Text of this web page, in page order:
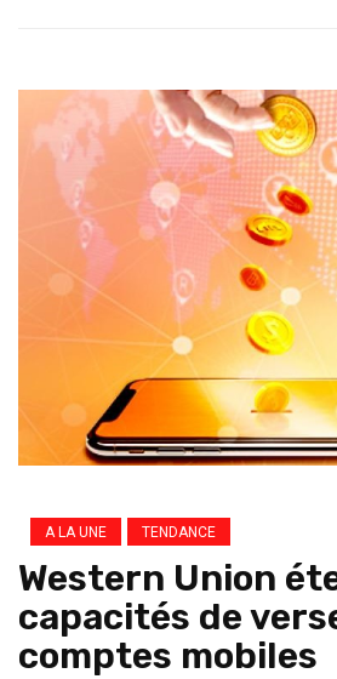
A LA UNE TENDANCE
Western Union
capacités de
comptes mobiles